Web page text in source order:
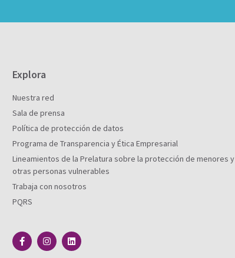
Explora
Nuestra red
Sala de prensa
Política de protección de datos
Programa de Transparencia y Ética Empresarial
Lineamientos de la Prelatura sobre la protección de menores y
otras personas vulnerables
Trabaja con nosotros
PQRS